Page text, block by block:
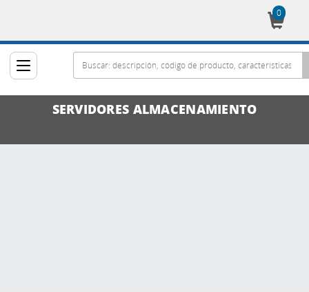
0
SERVIDORES ALMACENAMIENTO